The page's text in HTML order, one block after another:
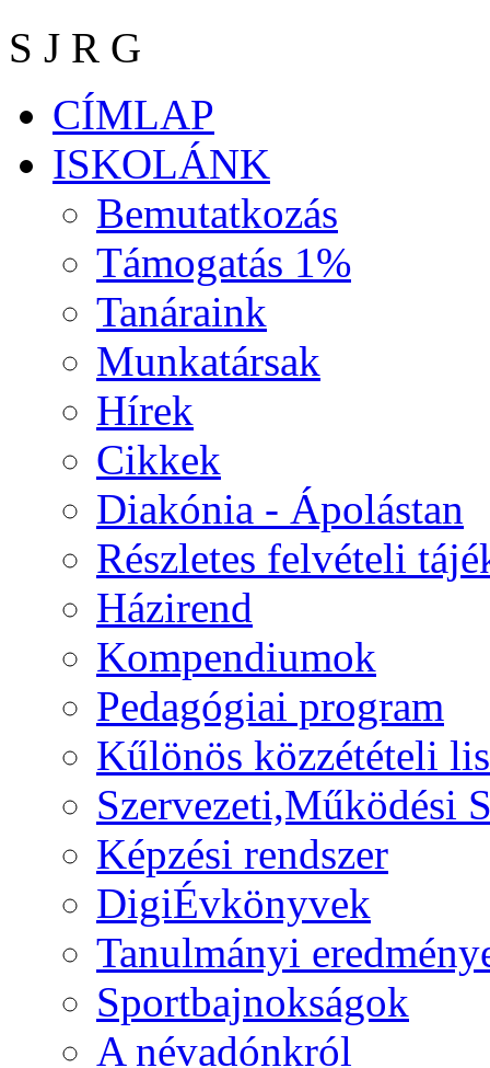
S J R G
CÍMLAP
ISKOLÁNK
Bemutatkozás
Támogatás 1%
Tanáraink
Munkatársak
Hírek
Cikkek
Diakónia - Ápolástan
Részletes felvételi
Házirend
Kompendiumok
Pedagógiai program
Kűlönös közzétételi
Szervezeti,Működési
Képzési rendszer
DigiÉvkönyvek
Tanulmányi
Sportbajnokságok
A névadónkról